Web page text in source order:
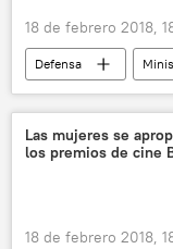
18 de febrero 2018,
Defensa
MiG-31
A-50U
aviones
Rusia
Las mujeres se
los premios de cine
18 de febrero 2018,